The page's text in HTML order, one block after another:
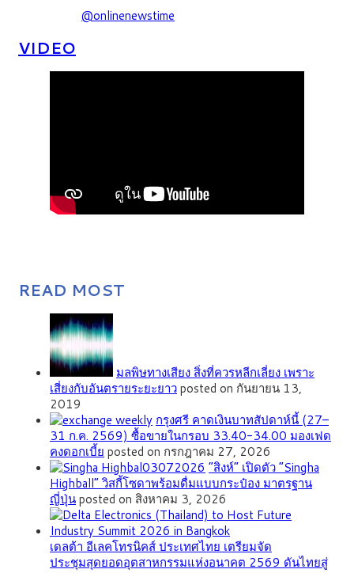
@onlinenewstime
VIDEO
READ MOST
มลพิษทางเสียง สิ่งที่ควรหลีกเลี่ยง เพราะ
เสี่ยงกับอันตรายระยะยาวposted on กันยายน 13,
2019
กรุงศรี คาดเงินบาทสัปดาห์นี้ (27–
31 ก.ค. 2569) ซื้อขายในกรอบ 33.40-34.00 มองเฟด
คงดอกเบี้ย posted on กรกฎาคม 27, 2026
“สิงห์” เปิดตัว “Singha
Highball” วิสกี้โซดาพร้อมดื่มแบบกระป๋อง มาตรฐาน
ญี่ปุ่นposted on สิงหาคม 3, 2026
เดลต้า อีเลคโทรนิคส์ ประเทศไทย เตรียมจัด
ประชุมสุดยอดอุตสาหกรรมแห่งอนาคต 2569 ดันไทยสู่